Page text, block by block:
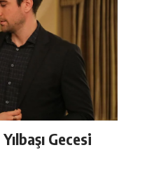
Gecesi